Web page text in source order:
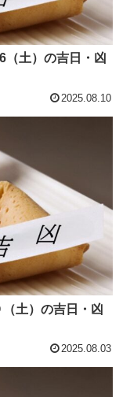
（土）の吉日・凶
2025.08.10
（土）の吉日・凶
2025.08.03